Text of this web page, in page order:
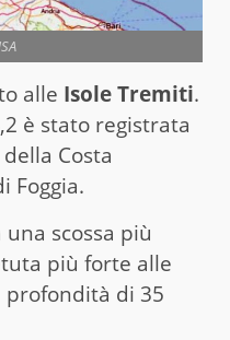
alle IsoleTremiti.
è stato registrata
Costa
Foggia.
scossa più
più forte alle
profondità di 35